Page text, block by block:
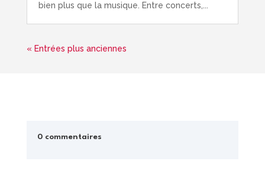
bien plus que la musique. Entre concerts,...
« Entrées plus anciennes
0 commentaires